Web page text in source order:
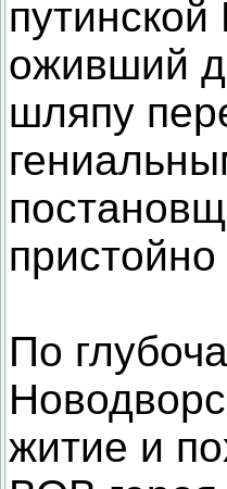
оживший
шляпу
По
житие и